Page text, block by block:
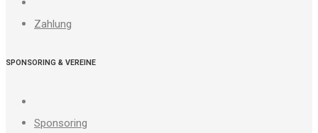
Zahlung
SPONSORING & VEREINE
Sponsoring